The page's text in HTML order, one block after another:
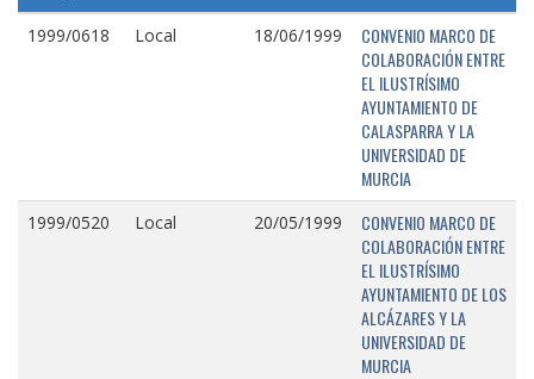
1999/0618 Local 18/06/1999
CONVENIO MARCO DE
COLABORACIÓN ENTRE
EL ILUSTRÍSIMO
AYUNTAMIENTO DE
CALASPARRA Y LA
UNIVERSIDAD DE
MURCIA
1999/0520 Local 20/05/1999
CONVENIO MARCO DE
COLABORACIÓN ENTRE
EL ILUSTRÍSIMO
AYUNTAMIENTO DE LOS
ALCÁZARES Y LA
UNIVERSIDAD DE
MURCIA